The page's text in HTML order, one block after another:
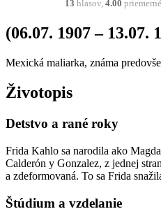
13 hlasov, 4.00
(06.07. 1907 – 13.07.
Mexická maliarka, známa
Životopis
Detstvo a rané roky
Frida Kahlo sa narodila ako
Calderón y Gonzalez, z jednej
a zdeformovaná. To sa Frida
Štúdium a vzdelanie